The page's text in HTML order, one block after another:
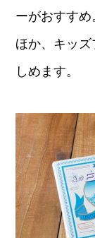
ーがおすす
ほか、キッ
しめます。